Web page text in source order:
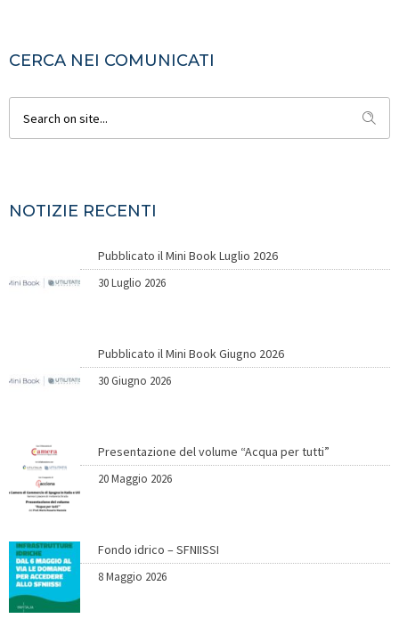
CERCA NEI COMUNICATI
NOTIZIE RECENTI
Pubblicato il Mini Book Luglio 2026
30 Luglio 2026
Pubblicato il Mini Book Giugno 2026
30 Giugno 2026
Presentazione del volume “Acqua per tutti”
20 Maggio 2026
Fondo idrico – SFNIISSI
8 Maggio 2026